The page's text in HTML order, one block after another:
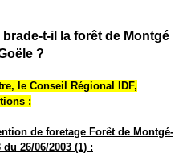
t-il la forêt de Montgé
?
le Conseil Régional IDF,
:
de foretage Forêt de Montgé-
26/06/2003 (1) :